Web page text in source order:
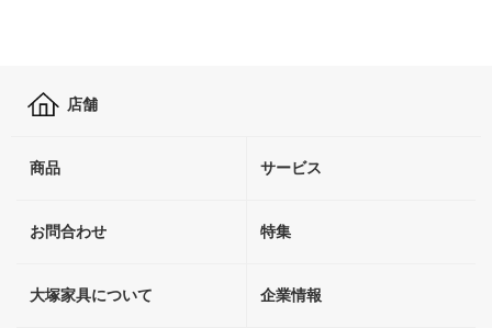
店舗
商品 サービス
お問合わせ 特集
大塚家具について 企業情報